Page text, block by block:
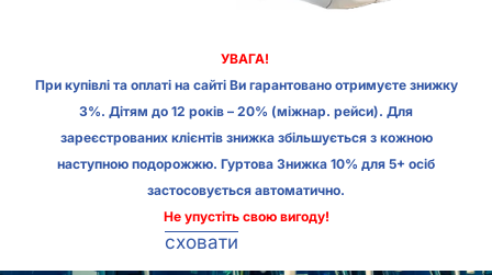
УВАГА!
При купівлі та оплаті на сайті Ви гарантовано отримуєте знижку
3%. Дітям до 12 років – 20% (міжнар. рейси). Для
зареєстрованих клієнтів знижка збільшується з кожною
наступною подорожжю. Гуртова Знижка 10% для 5+ осіб
застосовується автоматично.
Не упустіть свою вигоду!
сховати